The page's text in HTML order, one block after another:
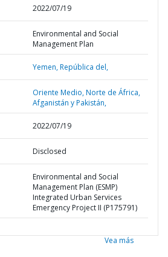
2022/07/19
Environmental and Social
Management Plan
Yemen,República del,
Oriente Medio, Norte de África,
Afganistán y Pakistán,
2022/07/19
Disclosed
Environmental and Social
Management Plan (ESMP)
Integrated Urban Services
Emergency Project II (P175791)
Vea más